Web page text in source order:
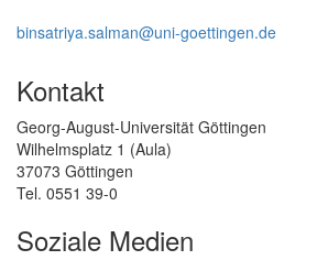
binsatriya.salman@uni-goettingen.de
Kontakt
Georg-August-Universität Göttingen
Wilhelmsplatz 1 (Aula)
37073 Göttingen
Tel. 0551 39-0
Soziale Medien